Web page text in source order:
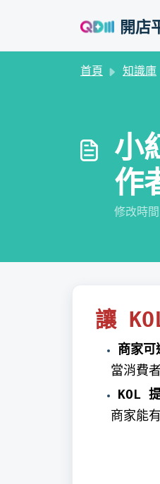
開店
首頁 知識庫
小
作
修改時間
讓
商家
當消費者
KOL
商家能有